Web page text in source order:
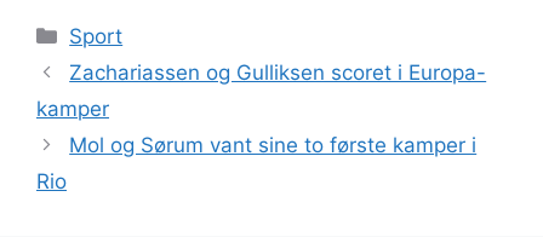
Kategorier
Sport
Zachariassen og Gulliksen scoret i Europa-
kamper
Mol og Sørum vant sine to første kamper i
Rio